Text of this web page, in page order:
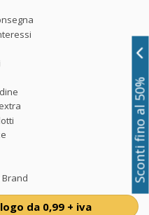
da 0,99 + iva
Sconti fino al 50%